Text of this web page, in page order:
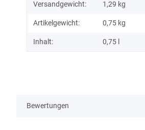
Versandgewicht: 1,29 kg
Artikelgewicht: 0,75 kg
Inhalt: 0,75 l
Bewertungen